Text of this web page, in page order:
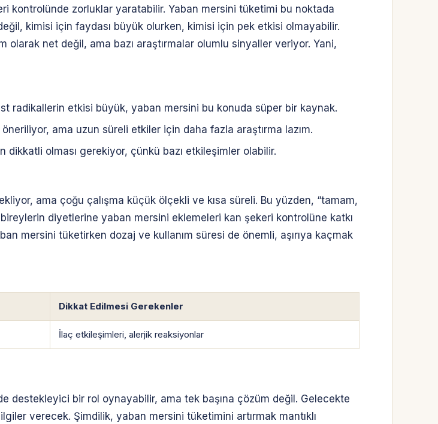
kontrolünde zorluklar yaratabilir. Yaban mersini tüketimi bu noktada
kimisi için faydası büyük olurken, kimisi için pek etkisi olmayabilir.
net değil, ama bazı araştırmalar olumlu sinyaller veriyor. Yani,
radikallerin etkisi büyük, yaban mersini bu konuda süper bir kaynak.
ama uzun süreli etkiler için daha fazla araştırma lazım.
dikkatli olması gerekiyor, çünkü bazı etkileşimler olabilir.
ama çoğu çalışma küçük ölçekli ve kısa süreli. Bu yüzden, “tamam,
diyetlerine yaban mersini eklemeleri kan şekeri kontrolüne katkı
mersini tüketirken dozaj ve kullanım süresi de önemli, aşırıya kaçmak
Dikkat Edilmesi Gerekenler
İlaç etkileşimleri, alerjik reaksiyonlar
destekleyici bir rol oynayabilir, ama tek başına çözüm değil. Gelecekte
verecek. Şimdilik, yaban mersini tüketimini artırmak mantıklı